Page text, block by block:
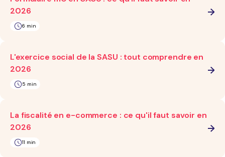
2026
6 min
L'exercice social de la SASU : tout comprendre en
2026
5 min
La fiscalité en e-commerce : ce qu'il faut savoir en
2026
11 min